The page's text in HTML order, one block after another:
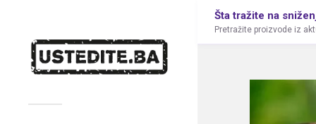
Šta tražite na
Pretražite proizvode iz